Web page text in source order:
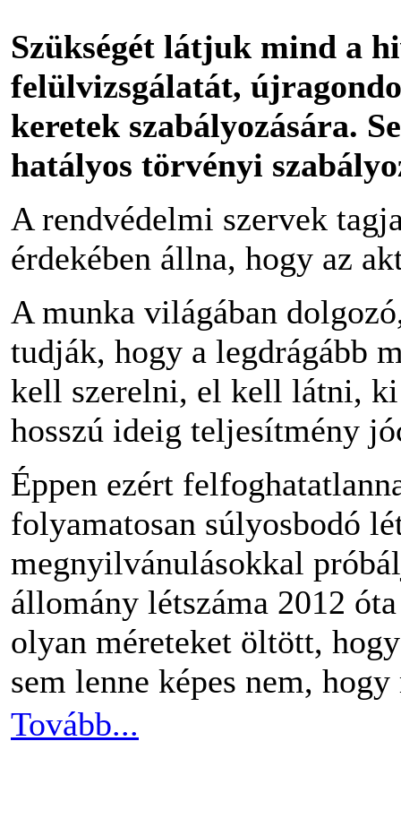
Szükségét látjuk mind a
felülvizsgálatát,
keretek szabályozására.
hatályos törvényi
A rendvédelmi szervek
érdekében állna, hogy az
A munka világában
tudják, hogy a legdrágább
kell szerelni, el kell látni, ki
hosszú ideig teljesítmény
Éppen ezért
folyamatosan súlyosbodó
megnyilvánulásokkal
állomány létszáma 2012
olyan méreteket öltött,
sem lenne képes nem,
Tovább...